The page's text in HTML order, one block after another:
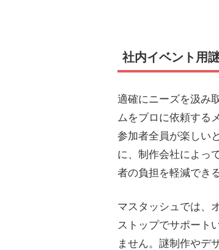
社内イベント用
適確にニーズを汲み
ムをプロに依頼する
参加者全員が楽しい
に、制作会社によっ
者の負担を軽減でき
マスタッシュでは、
ストップでサポート
ません。謎制作やデ